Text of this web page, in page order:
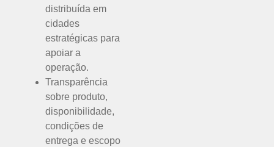
distribuída em
cidades
estratégicas para
apoiar a
operação.
Transparência
sobre produto,
disponibilidade,
condições de
entrega e escopo